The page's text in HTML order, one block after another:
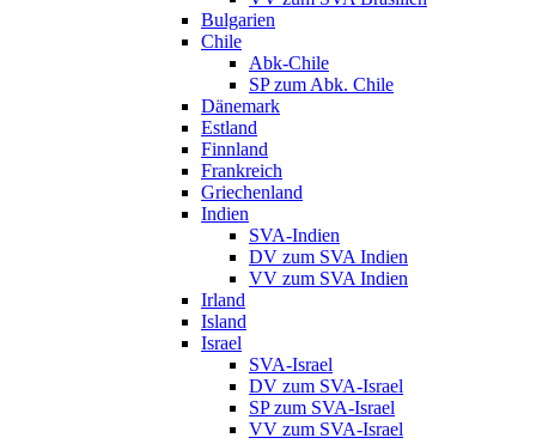
Bulgarien
Chile
Abk-Chile
SP zum Abk. Chile
Dänemark
Estland
Finnland
Frankreich
Griechenland
Indien
SVA-Indien
DV zum SVA Indien
VV zum SVA Indien
Irland
Island
Israel
SVA-Israel
DV zum SVA-Israel
SP zum SVA-Israel
VV zum SVA-Israel